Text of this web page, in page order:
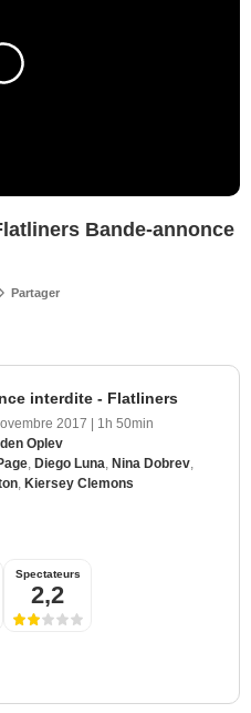
Bande-annonce
Partager
interdite - Flatliners
2017 | 1h 50min
Oplev
Diego Luna Nina Dobrev
Kiersey Clemons
Spectateurs
2,2